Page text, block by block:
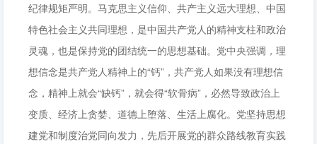
纪律规矩严明。马克思主义信仰、共产主义远大理想、中国
特色社会主义共同理想，是中国共产党人的精神支柱和政治
灵魂，也是保持党的团结统一的思想基础。党中央强调，理
想信念是共产党人精神上的“钙”，共产党人如果没有理想信
念，精神上就会“缺钙”，就会得“软骨病”，必然导致政治上
变质、经济上贪婪、道德上堕落、生活上腐化。党坚持思想
建党和制度治党同向发力，先后开展党的群众路线教育实践